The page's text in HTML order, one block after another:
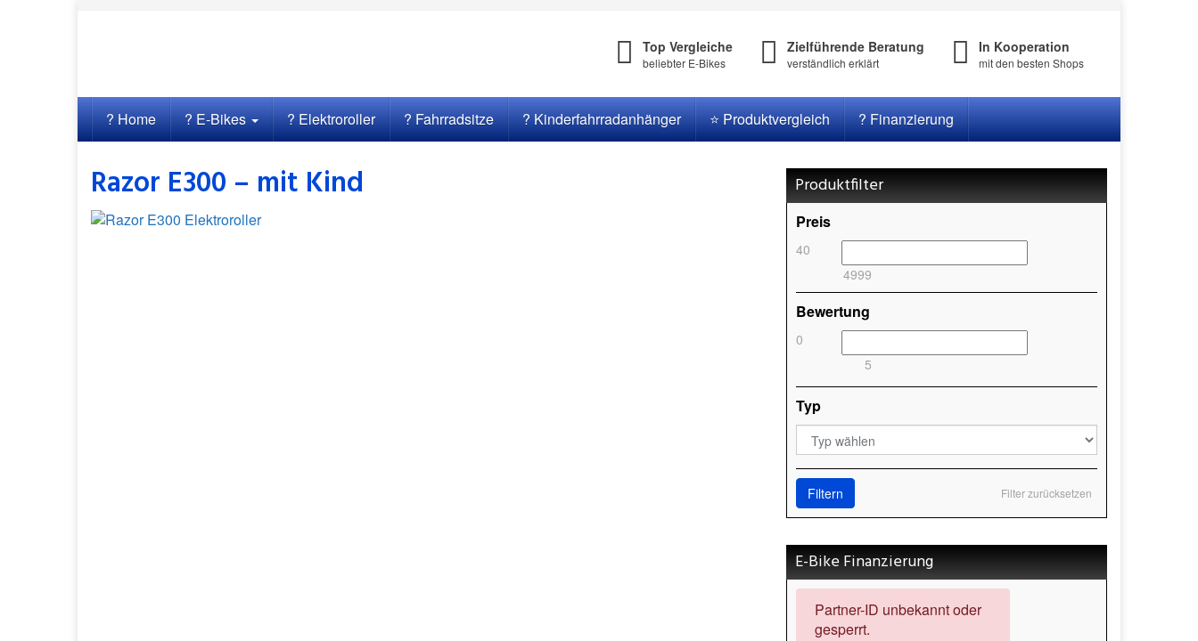
Top Vergleiche
beliebter E-Bikes
Zielführende Beratung
verständlich erklärt
In Kooperation
mit den besten Shops
? Home ? E-Bikes ? Elektroroller ? Fahrradsitze ? Kinderfahrradanhänger ⭐ Produktvergleich ? Finanzierung
Razor E300 – mit Kind Produktfilter
Preis
40
4999
Bewertung
0
5
Typ
Filter zurücksetzen
Filtern
E-Bike Finanzierung
Partner-ID unbekannt oder
gesperrt.